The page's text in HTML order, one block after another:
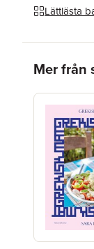
Lättlästa
Mer från